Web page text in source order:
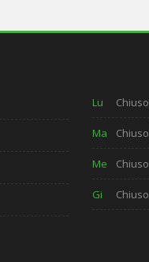
Lu Chiuso
Ma Chiuso
Me Chiuso
Gi Chiuso